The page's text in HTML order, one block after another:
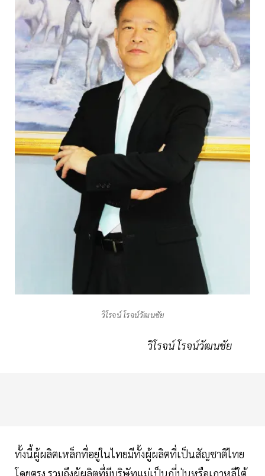
วิโรจน์ โรจน์วัฒนชัย
วิโรจน์ โรจน์วัฒนชัย
ทั้งนี้ผู้ผลิตเหล็กที่อยู่ในไทยมีทั้งผู้ผลิตที่เป็นสัญชาติไทย